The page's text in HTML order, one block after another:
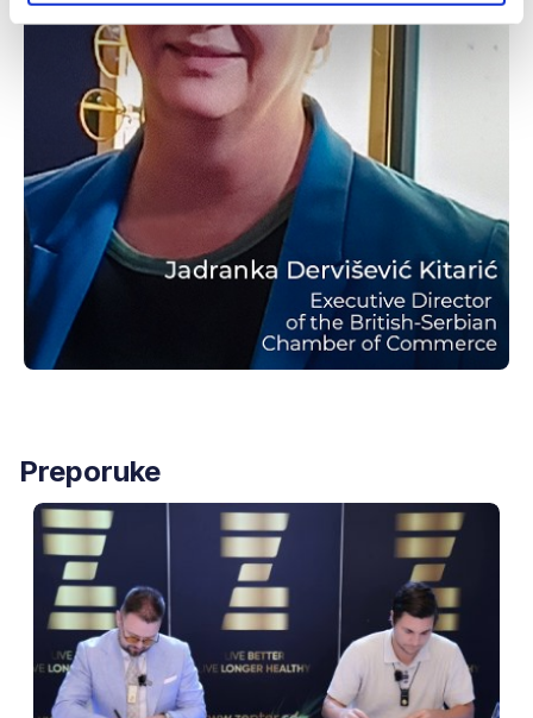
Preporuke